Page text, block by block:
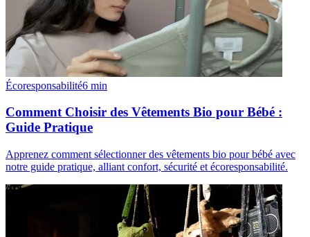
Écoresponsabilité6 min
Comment Choisir des Vêtements Bio pour Bébé :
Guide Pratique
Apprenez comment sélectionner des vêtements bio pour bébé avec
notre guide pratique, alliant confort, sécurité et écoresponsabilité.